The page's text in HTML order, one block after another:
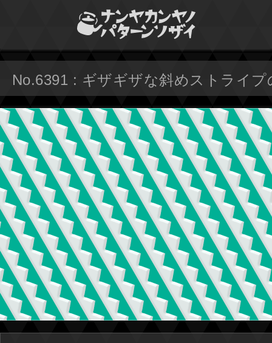
No.6391 : ギザギザな斜めストライプ